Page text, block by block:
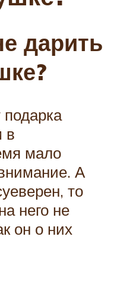
дарить
в
мало
А
то
него не
он о них